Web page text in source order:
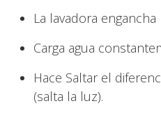
La lavadora
Carga agua
Hace Saltar el
(salta la luz).